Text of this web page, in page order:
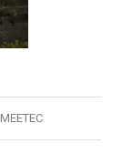
MEETEC